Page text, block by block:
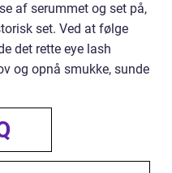
af serummet og set på,
set. Ved at følge
det rette eye lash
og opnå smukke, sunde